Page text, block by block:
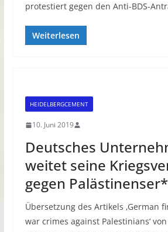
protestiert gegen den Anti-BDS-
Weiterlesen
HEIDELBERGCEMENT
10. Juni 2019
Deutsches
weitet seine
gegen
Übersetzung des Artikels ‚German
war crimes against Palestinians‘